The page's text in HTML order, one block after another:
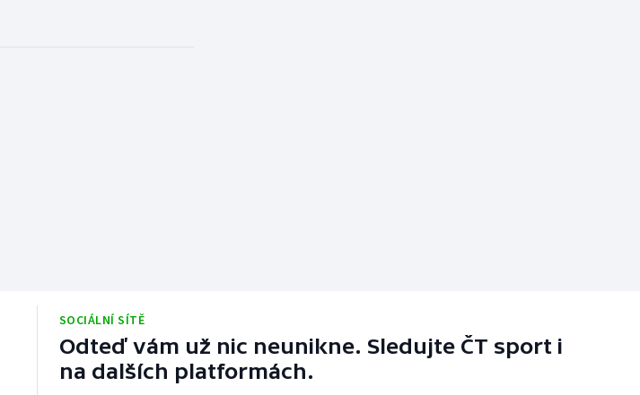
SOCIÁLNÍ SÍTĚ
Odteď vám už nic neunikne. Sledujte ČT sport i
na dalších platformách.